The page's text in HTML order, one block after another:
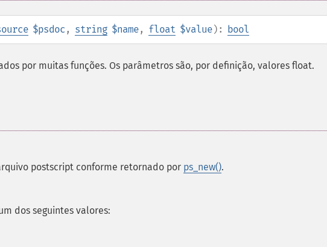
$psdoc , string $name, float $value): bool
​​por muitas funções. Os parâmetros são, por definição, valores float.
postscript conforme retornado por ps_new().
dos seguintes valores: